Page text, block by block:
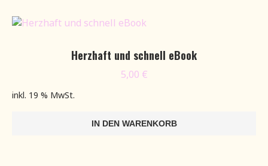
Herzhaft und schnell eBook
5,00 €
inkl. 19 % MwSt.
IN DEN WARENKORB